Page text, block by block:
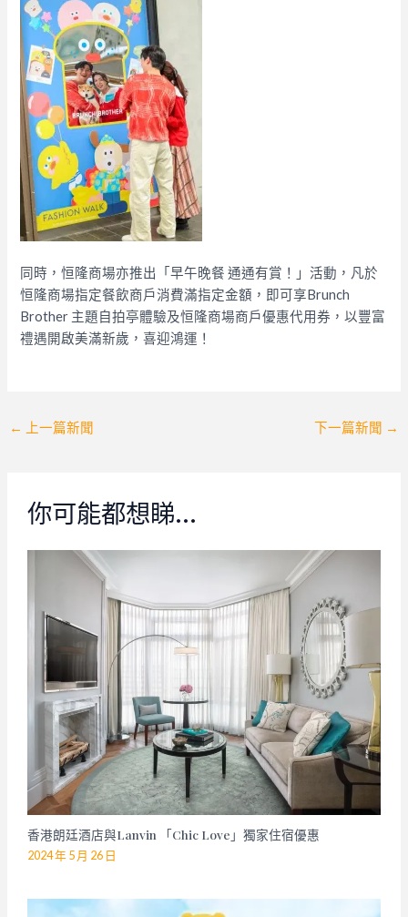
同時，恒隆商場亦推出「早午晚餐 通通有賞！」活動，凡於
恒隆商場指定餐飲商戶消費滿指定金額，即可享Brunch
Brother 主題自拍亭體驗及恒隆商場商戶優惠代用券，以豐富
禮遇開啟美滿新歲，喜迎鴻運！
Post
← 上一篇新聞 下一篇新聞 →
你可能都想睇…
香港朗廷酒店與Lanvin 「Chic Love」獨家住宿優惠
2024 年 5 月 26 日